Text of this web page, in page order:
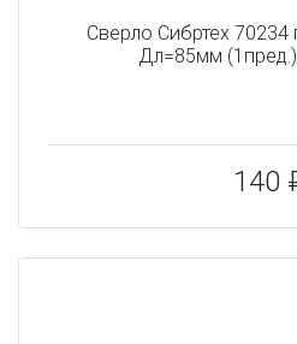
Сверло Сибртех
Дл=85мм
140